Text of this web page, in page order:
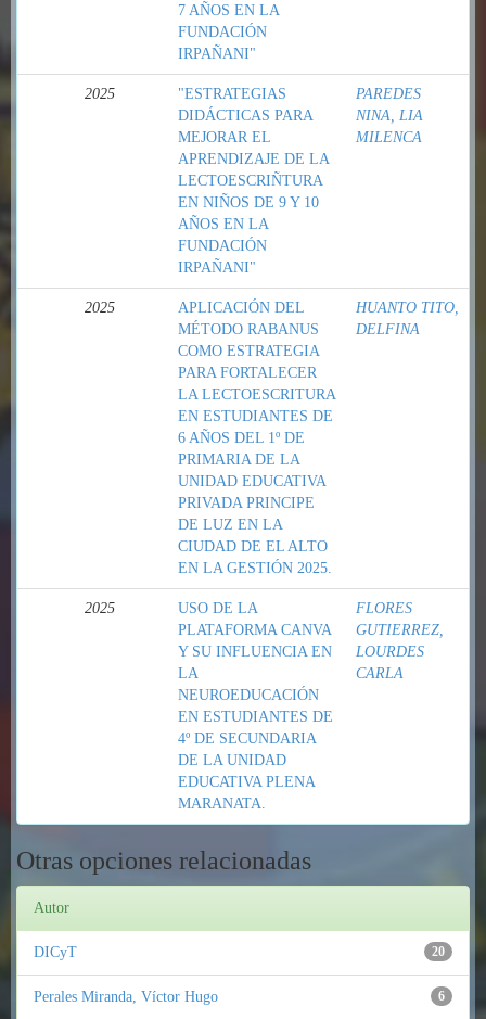
7 AÑOS EN LA
FUNDACIÓN
IRPAÑANI"
2025
"ESTRATEGIAS
DIDÁCTICAS PARA
MEJORAR EL
APRENDIZAJE DE LA
LECTOESCRIÑTURA
EN NIÑOS DE 9 Y 10
AÑOS EN LA
FUNDACIÓN
IRPAÑANI"
PAREDES
NINA, LIA
MILENCA
2025
APLICACIÓN DEL
MÉTODO RABANUS
COMO ESTRATEGIA
PARA FORTALECER
LA LECTOESCRITURA
EN ESTUDIANTES DE
6 AÑOS DEL 1º DE
PRIMARIA DE LA
UNIDAD EDUCATIVA
PRIVADA PRINCIPE
DE LUZ EN LA
CIUDAD DE EL ALTO
EN LA GESTIÓN 2025.
HUANTO TITO,
DELFINA
2025
USO DE LA
PLATAFORMA CANVA
Y SU INFLUENCIA EN
LA
NEUROEDUCACIÓN
EN ESTUDIANTES DE
4º DE SECUNDARIA
DE LA UNIDAD
EDUCATIVA PLENA
MARANATA.
FLORES
GUTIERREZ,
LOURDES
CARLA
Otras opciones relacionadas
Autor
20
DICyT
6
Perales Miranda, Víctor Hugo